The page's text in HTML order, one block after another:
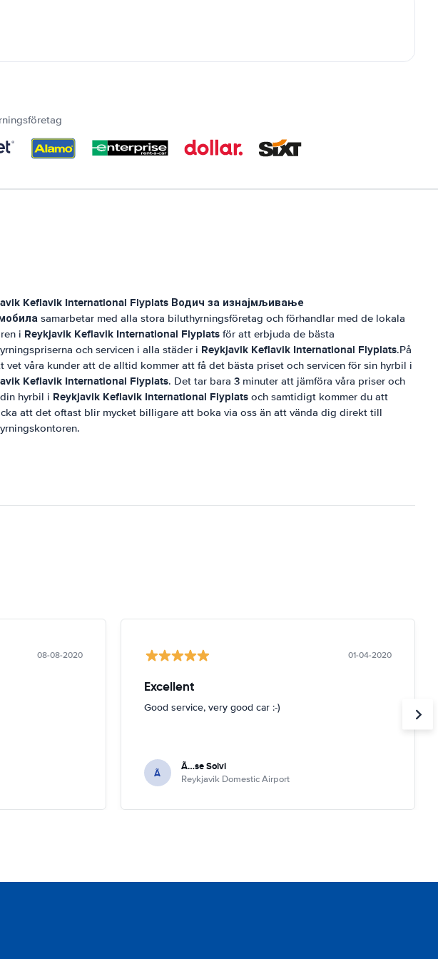
Keflavik International Flyplats Водич за изнајмљивање
samarbetar med alla stora biluthyrningsföretag och förhandlar med de lokala
i Reykjavik Keflavik International Flyplats för att erbjuda de bästa
och servicen i alla städer i Reykjavik Keflavik International Flyplats.På
vet våra kunder att de alltid kommer att få det bästa priset och servicen för sin hyrbil i
Keflavik International Flyplats. Det tar bara 3 minuter att jämföra våra priser och
hyrbil i Reykjavik Keflavik International Flyplats och samtidigt kommer du att
att det oftast blir mycket billigare att boka via oss än att vända dig direkt till
08-08-2020 01-04-2020
Excellent
Good service, very good car :-)
Ã Ã…se Solvi
Reykjavik Domestic Airport